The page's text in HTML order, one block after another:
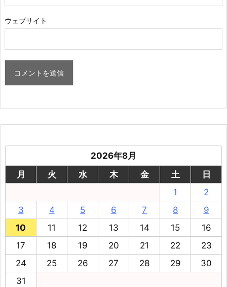
ウェブサイト
2026年8月
月
火 水 木 金 土
日
1
2
3
4 5 6 7 8
9
10
11 12 13 14 15
16
17
18 19 20 21 22
23
24
25 26 27 28 29
30
31